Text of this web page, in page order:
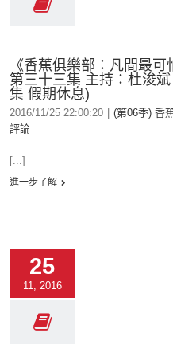
《香蕉俱樂部：凡間最
第三十三集 主持：杜浚
集 假期休息)
2016/11/25 22:00:20 (第06季) 香
評論
[...]
進一步了解
25
11, 2016